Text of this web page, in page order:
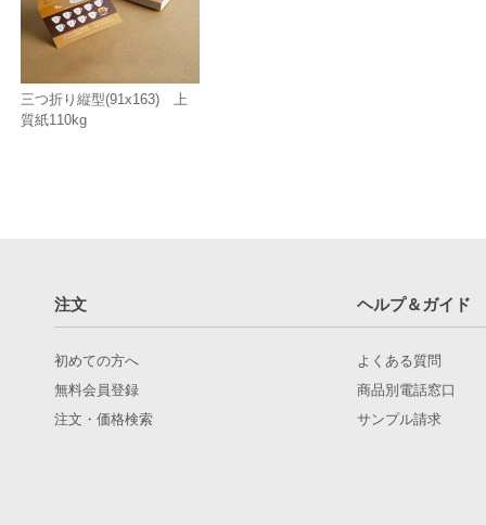
三つ折り縦型(91x163) 上
質紙110kg
注文 ヘルプ＆ガイド
初めての方へ
無料会員登録
注文・価格検索
よくある質問
商品別電話窓口
サンプル請求